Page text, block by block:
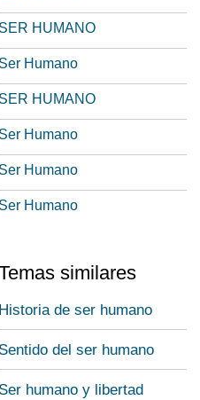
SER HUMANO
Ser Humano
SER HUMANO
Ser Humano
Ser Humano
Ser Humano
similares
Historia de ser humano
Sentido del ser humano
Ser humano y libertad